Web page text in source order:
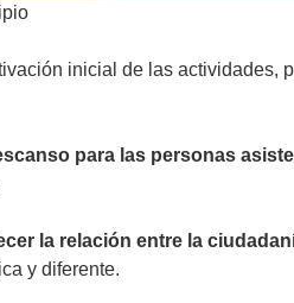
inicial de las actividades,
para las personas
la relación entre la
y diferente.